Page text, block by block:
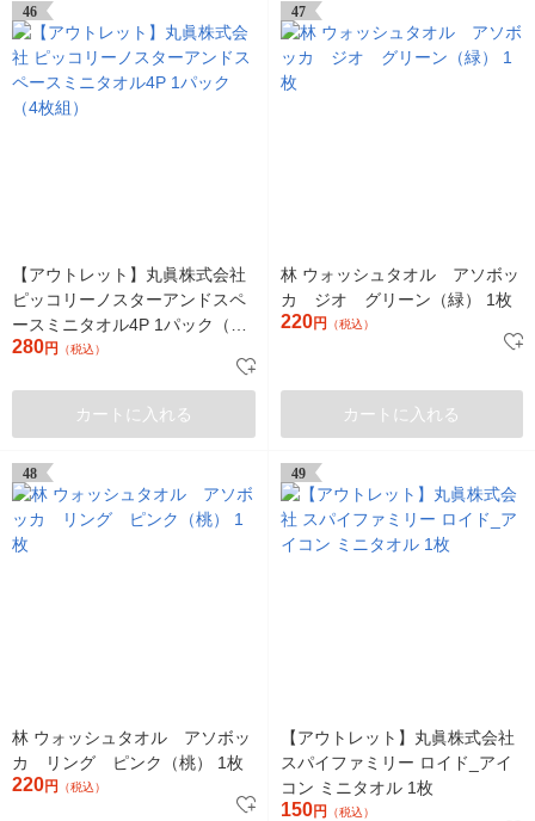
46
【アウトレット】丸眞株式会社
ピッコリーノスターアンドスペ
ースミニタオル4P 1パック（4
枚組）
280円 （税込）
カートに入れる
47
林 ウォッシュタオル アソボッ
カ ジオ グリーン（緑） 1枚
220円 （税込）
カートに入れる
48
林 ウォッシュタオル アソボッ
カ リング ピンク（桃） 1枚
220円 （税込）
49
【アウトレット】丸眞株式会社
スパイファミリー ロイド_アイ
コン ミニタオル 1枚
150円 （税込）